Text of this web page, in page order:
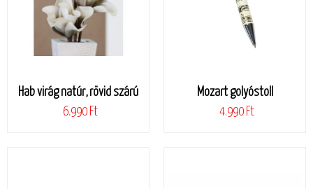
Hab virág natúr, rövid szárú
6.990 Ft
Mozart golyóstoll
4.990 Ft